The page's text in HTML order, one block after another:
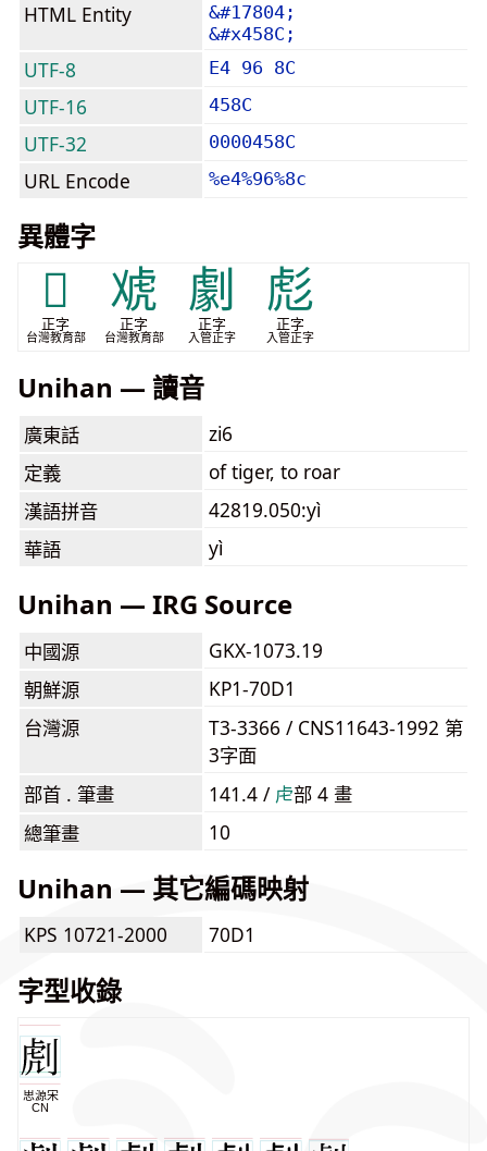
HTML Entity
&#17804;
&#x458C;
UTF-8 E4 96 8C
UTF-16 458C
UTF-32 0000458C
URL Encode %e4%96%8c
異體字
𧆦
正字
台灣教育部
䖊
正字
台灣教育部
劇
正字
入管正字
彪
正字
入管正字
Unihan — 讀音
廣東話
zi6
定義
of tiger, to roar
漢語拼音
42819.050:yì
華語
yì
Unihan — IRG Source
中國源
GKX-1073.19
朝鮮源
KP1-70D1
台灣源
T3-3366 / CNS11643-1992 第
3字面
部首 . 筆畫
141.4 / ⾌部 4 畫
總筆畫
10
Unihan — 其它編碼映射
KPS 10721-2000 70D1
字型收錄
思源宋
CN